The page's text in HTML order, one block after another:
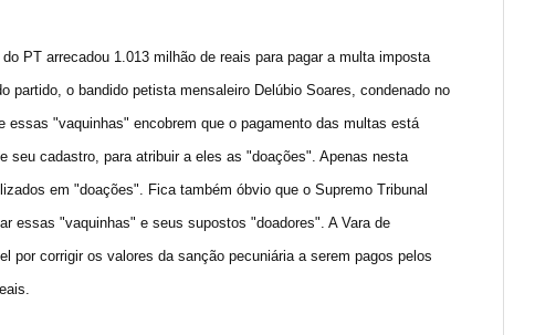
PT arrecadou 1.013 milhão de reais para pagar a multa imposta
partido, o bandido petista mensaleiro Delúbio Soares, condenado no
essas "vaquinhas" encobrem que o pagamento das multas está
seu cadastro, para atribuir a eles as "doações". Apenas nesta
em "doações". Fica também óbvio que o Supremo Tribunal
essas "vaquinhas" e seus supostos "doadores". A Vara de
por corrigir os valores da sanção pecuniária a serem pagos pelos